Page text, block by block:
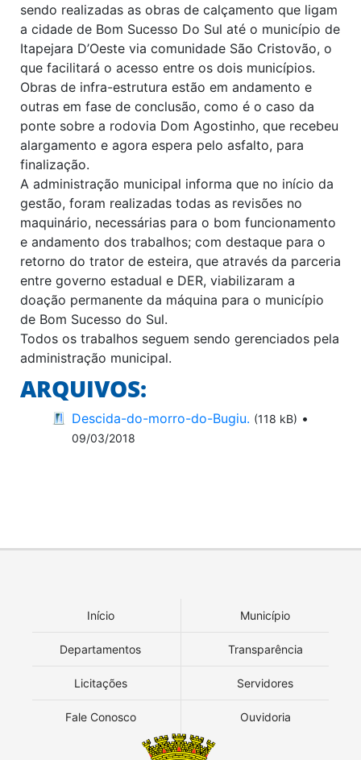
sendo realizadas as obras de calçamento que ligam
a cidade de Bom Sucesso Do Sul até o município de
Itapejara D’Oeste via comunidade São Cristovão, o
que facilitará o acesso entre os dois municípios.
Obras de infra-estrutura estão em andamento e
outras em fase de conclusão, como é o caso da
ponte sobre a rodovia Dom Agostinho, que recebeu
alargamento e agora espera pelo asfalto, para
finalização.
A administração municipal informa que no início da
gestão, foram realizadas todas as revisões no
maquinário, necessárias para o bom funcionamento
e andamento dos trabalhos; com destaque para o
retorno do trator de esteira, que através da parceria
entre governo estadual e DER, viabilizaram a
doação permanente da máquina para o município
de Bom Sucesso do Sul.
Todos os trabalhos seguem sendo gerenciados pela
administração municipal.
ARQUIVOS:
Descida-do-morro-do-Bugiu. (118 kB) •
09/03/2018
Início Município
Departamentos Transparência
Licitações Servidores
Fale Conosco Ouvidoria